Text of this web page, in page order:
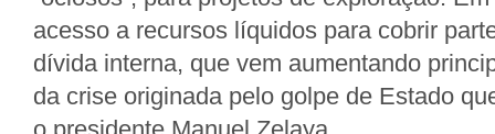
acesso a recursos líquidos para cobrir
dívida interna, que vem aumentando
da crise originada pelo golpe de Estado